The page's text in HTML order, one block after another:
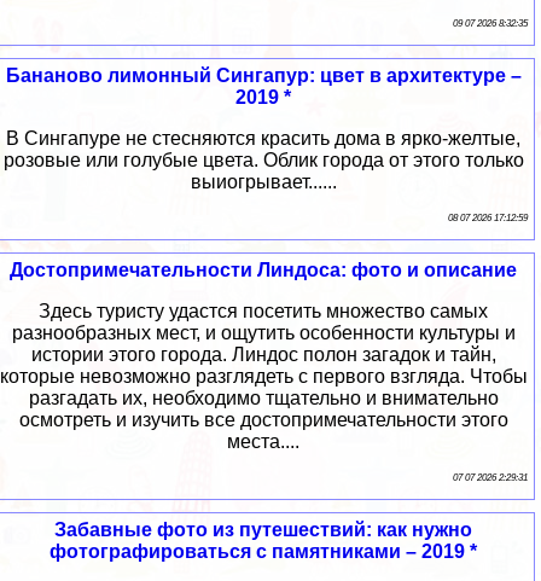
09 07 2026 8:32:35
Бананово лимонный Сингапур: цвет в архитектуре –
2019 *
В Сингапуре не стесняются красить дома в ярко-желтые,
розовые или голубые цвета. Облик города от этого только
выиогрывает......
08 07 2026 17:12:59
Достопримечательности Линдоса: фото и описание
Здесь туристу удастся посетить множество самых
разнообразных мест, и ощутить особенности культуры и
истории этого города. Линдос полон загадок и тайн,
которые невозможно разглядеть с первого взгляда. Чтобы
разгадать их, необходимо тщательно и внимательно
осмотреть и изучить все достопримечательности этого
места....
07 07 2026 2:29:31
Забавные фото из путешествий: как нужно
фотографироваться с памятниками – 2019 *